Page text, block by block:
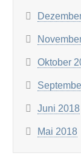
Oktober
Juni 2018
Mai 2018